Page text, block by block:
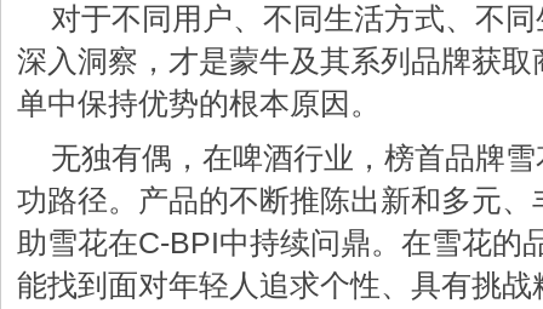
对于不同用户、不同生活方式、不
深入洞察，才是蒙牛及其系列品牌获
单中保持优势的根本原因。
无独有偶，在啤酒行业，榜首品牌
功路径。产品的不断推陈出新和多元
助雪花在C-BPI中持续问鼎。在雪花的
能找到面对年轻人追求个性、具有挑战